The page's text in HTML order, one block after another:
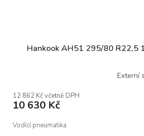
Hankook AH51 295/80 R22,5
Externí
12 862 Kč včetně DPH
10 630 Kč
Vodící pneumatika.